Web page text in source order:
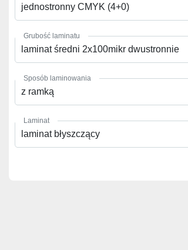
jednostronny CMYK (4+0)
Grubość laminatu
laminat średni 2x100mikr dwustronnie
Sposób laminowania
z ramką
Laminat
laminat błyszczący